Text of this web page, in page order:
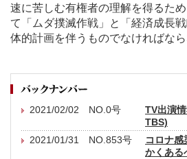
速に苦しむ有権者の理解を得るた
て「ムダ撲滅作戦」と「経済成長
体的計画を伴うものでなければなら
2021/02/02 NO.0号
TV出演
TBS)
2021/01/31 NO.853号
コロナ感
かくある